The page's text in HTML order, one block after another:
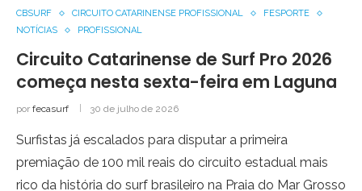
CBSURF CIRCUITO CATARINENSE PROFISSIONAL
FESPORTE
NOTÍCIAS
PROFISSIONAL
Circuito Catarinense de Surf Pro 2026
começa nesta sexta-feira em Laguna
por fecasurf 30 de julho de 2026
Surfistas já escalados para disputar a primeira
premiação de 100 mil reais do circuito estadual mais
rico da história do surf brasileiro na Praia do Mar Grosso